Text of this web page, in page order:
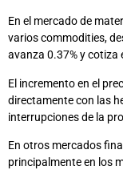
En el mercado de
varios commodities,
avanza 0.37% y cotiza
El incremento en el
directamente con las
interrupciones de la
En otros mercados
principalmente en los